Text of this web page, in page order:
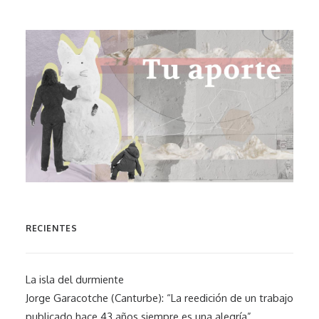
RECIENTES
La isla del durmiente
Jorge Garacotche (Canturbe): “La reedición de un trabajo